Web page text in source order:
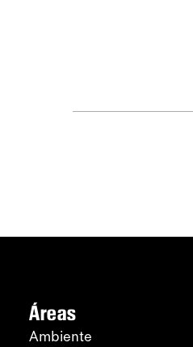
Áreas
Ambiente